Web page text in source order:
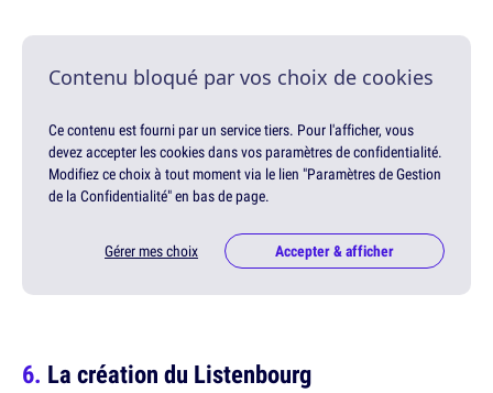
Contenu bloqué par vos choix de cookies
Ce contenu est fourni par un service tiers. Pour l'afficher, vous
devez accepter les cookies dans vos paramètres de confidentialité.
Modifiez ce choix à tout moment via le lien "Paramètres de Gestion
de la Confidentialité" en bas de page.
Gérer mes choix Accepter & afficher
La création du Listenbourg